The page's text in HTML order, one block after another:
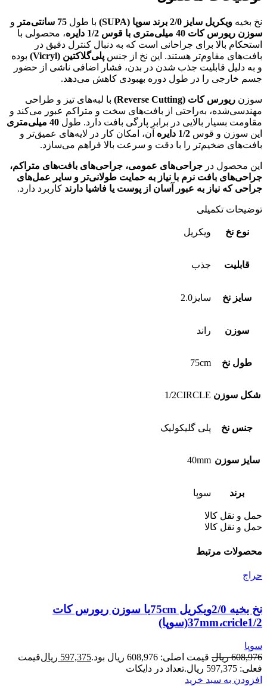
نخ بخیه ویکریل سایز 2/0 برند سوپا (SUPA) با طول 75 سانتی‌متر
و
سوزن ریورس کات 40 میلی‌متری با قوس 1/2 دایره
، محصولی با
استحکام بالا برای جراحانی است که به دنبال کنترل دقیق در
بافت‌های مقاوم‌تر هستند. این نخ از جنس پلی‌گلاکتین (Vicryl)
بوده
و به دلیل قابلیت جذب شدن در بدن، فشار اضافی ناشی از حضور
جسم خارجی را در طول دوره بهبودی کاهش می‌دهد.
سوزن ریورس کات (Reverse Cutting)
با لبه‌های تیز و طراحی
مهندسی‌شده، به‌راحتی از بافت‌های سخت و متراکم عبور می‌کند و
مقاومت بسیار بالایی در برابر پارگی بافت دارد. طول 40 میلی‌متری
این سوزن و قوس 1/2 دایره
آن، امکان کار در لایه‌های عمیق‌تر و
بافت‌های ضخیم‌تر را با دقت و سرعت بالا فراهم می‌سازد.
این محصول در جراحی‌های عمومی، جراحی‌های بافت‌های متراکم،
جراحی‌های بافت نرم با نیاز به حمایت طولانی‌تر و سایر عمل‌های
جراحی که نیاز به عبور آسان از پوست یا فاشیا دارند کاربرد دارد.
توضیحات تکمیلی
نوع نخ ویکریل
قابلیت جذب
سایز نخ سایز2.0
سوزن راند
طول نخ 75cm
شکل سوزن 1/2CIRCLE
جنس نخ پلی گلیکولیک
سایز سوزن 40mm
برند سوپا
حمل و نقل کالا
حمل و نقل کالا
محصولات مرتبط
حراج
نخ بخیه 2/0ویکریل 75cmبا سوزن ریورس کات
37mm،cricle1/2(سوپا)
سوپا
608,976 ریال قیمت اصلی: 608,976 ریال بود. 597,375 ریالقیمت
فعلی: 597,375 ریال.
تعداد در دایکات
افزودن به سبد خرید